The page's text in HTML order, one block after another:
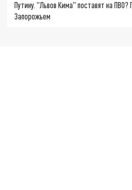
Путину. "Львов Кима" поставят на
Запорожьем